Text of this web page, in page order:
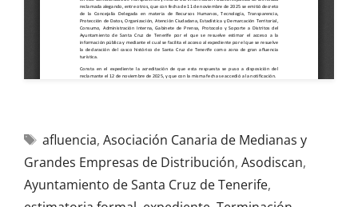
afluencia, Asociación Canaria de Medianas y
Grandes Empresas de Distribución, Asodiscan,
Ayuntamiento de Santa Cruz de Tenerife,